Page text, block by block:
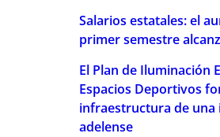
Salarios estatales: el
primer semestre
El Plan de Iluminación
Espacios Deportivos
infraestructura de una
adelense